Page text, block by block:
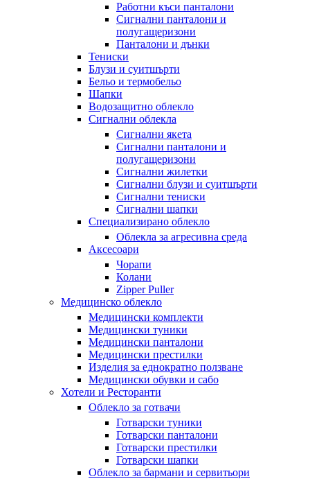
Работни къси панталони
Сигнални панталони и
полугащеризони
Панталони и дънки
Тениски
Блузи и суитшърти
Бельо и термобельо
Шапки
Водозащитно облекло
Сигнални облекла
Сигнални якета
Сигнални панталони и
полугащеризони
Сигнални жилетки
Сигнални блузи и суитшърти
Сигнални тениски
Сигнални шапки
Специализирано облекло
Облекла за агресивна среда
Аксесоари
Чорапи
Колани
Zipper Puller
Медицинско облекло
Медицински комплекти
Медицински туники
Медицински панталони
Медицински престилки
Изделия за еднократно ползване
Медицински обувки и сабо
Хотели и Ресторанти
Облекло за готвачи
Готварски туники
Готварски панталони
Готварски престилки
Готварски шапки
Облекло за бармани и сервитьори